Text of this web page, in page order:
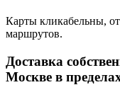
Карты кликабельны,
маршрутов.
Доставка
Москве в